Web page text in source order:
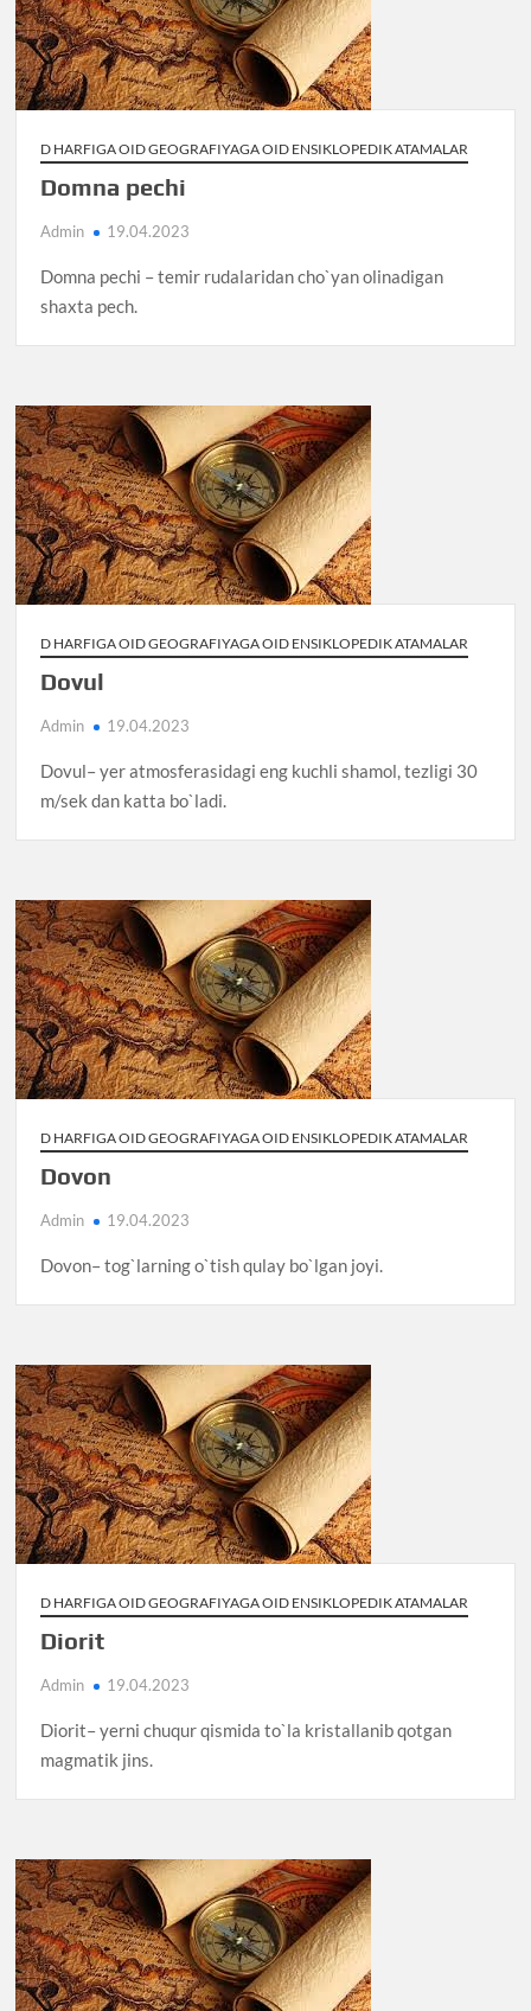
D HARFIGA OID GEOGRAFIYAGA OID ENSIKLOPEDIK ATAMALAR
Domna pechi
Admin 19.04.2023
Domna pechi – temir rudalaridan cho`yan olinadigan
shaxta pech.
D HARFIGA OID GEOGRAFIYAGA OID ENSIKLOPEDIK ATAMALAR
Dovul
Admin 19.04.2023
Dovul– yer atmosferasidagi eng kuchli shamol, tezligi 30
m/sek dan katta bo`ladi.
D HARFIGA OID GEOGRAFIYAGA OID ENSIKLOPEDIK ATAMALAR
Dovon
Admin 19.04.2023
Dovon– tog`larning o`tish qulay bo`lgan joyi.
D HARFIGA OID GEOGRAFIYAGA OID ENSIKLOPEDIK ATAMALAR
Diorit
Admin 19.04.2023
Diorit– yerni chuqur qismida to`la kristallanib qotgan
magmatik jins.